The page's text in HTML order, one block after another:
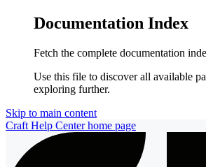
Documentation Index
Fetch the complete documentation
Use this file to discover all available
exploring further.
Skip to main content
Craft Help Centerhome page